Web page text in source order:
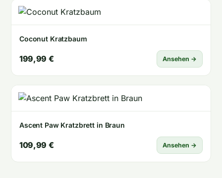
Coconut Kratzbaum
199,99 € Ansehen →
Ascent Paw Kratzbrett in Braun
109,99 € Ansehen →